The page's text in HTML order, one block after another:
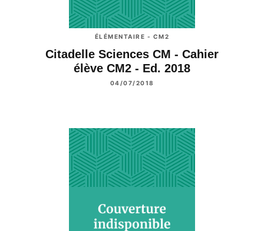
ÉLÉMENTAIRE - CM2
Citadelle Sciences CM - Cahier
élève CM2 - Ed. 2018
04/07/2018